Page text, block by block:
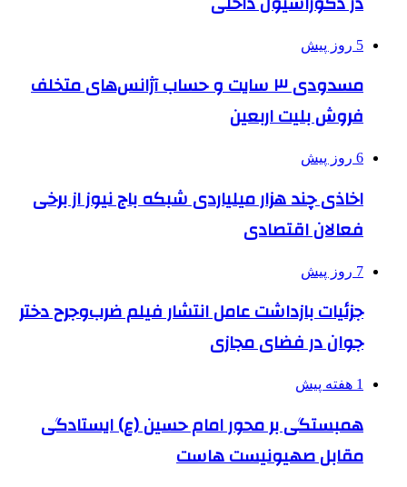
5 روز پیش
مسدودی ۳ سایت و حساب آژانس‌های متخلف
فروش بلیت اربعین
6 روز پیش
اخاذی چند هزار میلیاردی شبکه باج نیوز از برخی
فعالان اقتصادی
7 روز پیش
جزئیات بازداشت عامل انتشار فیلم ضرب‌وجرح دختر
جوان در فضای مجازی
1 هفته پیش
همبستگی بر محور امام حسین (ع) ایستادگی
مقابل صهیونیست هاست